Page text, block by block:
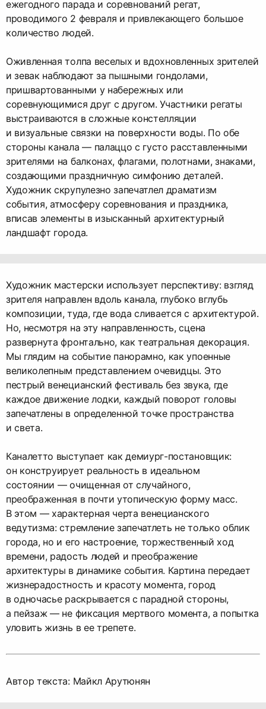
ежегодного парада и соревнований регат,
проводимого 2 февраля и привлекающего большое
количество людей.
Оживленная толпа веселых и вдохновленных зрителей
и зевак наблюдают за пышными гондолами,
пришвартованными у набережных или
соревнующимися друг с другом. Участники регаты
выстраиваются в сложные констелляции
и визуальные связки на поверхности воды. По обе
стороны канала — палаццо с густо расставленными
зрителями на балконах, флагами, полотнами, знаками,
создающими праздничную симфонию деталей.
Художник скрупулезно запечатлел драматизм
события, атмосферу соревнования и праздника,
вписав элементы в изысканный архитектурный
ландшафт города.
Художник мастерски использует перспективу: взгляд
зрителя направлен вдоль канала, глубоко вглубь
композиции, туда, где вода сливается с архитектурой.
Но, несмотря на эту направленность, сцена
развернута фронтально, как театральная декорация.
Мы глядим на событие панорамно, как упоенные
великолепным представлением очевидцы. Это
пестрый венецианский фестиваль без звука, где
каждое движение лодки, каждый поворот головы
запечатлены в определенной точке пространства
и света.
Каналетто выступает как демиург-постановщик:
он конструирует реальность в идеальном
состоянии — очищенная от случайного,
преображенная в почти утопическую форму масс.
В этом — характерная черта венецианского
ведутизма: стремление запечатлеть не только облик
города, но и его настроение, торжественный ход
времени, радость людей и преображение
архитектуры в динамике события. Картина передает
жизнерадостность и красоту момента, город
в одночасье раскрывается с парадной стороны,
а пейзаж — не фиксация мертвого момента, а попытка
уловить жизнь в ее трепете.
Автор текста: Майкл Арутюнян